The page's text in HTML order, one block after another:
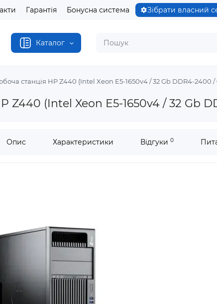
Гарантія Бонусна система Зібрати власний
Каталог
станція HP Z440 (Intel Xeon E5-1650v4 / 32 Gb DDR4-2400 /
Z440 (Intel Xeon E5-1650v4 / 32 Gb
Опис Характеристики Відгуки 0